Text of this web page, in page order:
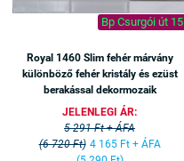
Bp Csurgói út 15
Royal 1460 Slim fehér márvány
különböző fehér kristály és ezüst
berakással dekormozaik
JELENLEGI ÁR:
5 291 Ft + ÁFA
(6 720 Ft) 4 165 Ft + ÁFA